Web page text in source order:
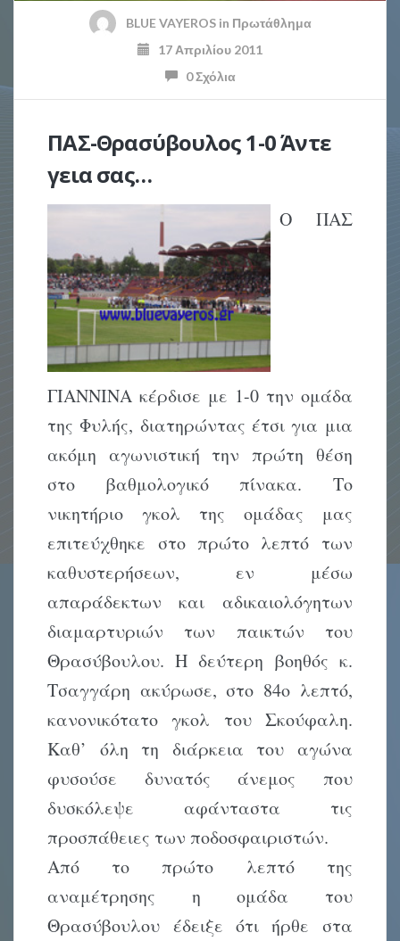
BLUE VAYEROSin Πρωτάθλημα
17 Απριλίου 2011
0 Σχόλια
ΠΑΣ-Θρασύβουλος 1-0 Άντε
γεια σας…
Ο ΠΑΣ
ΓΙΑΝΝΙΝΑ κέρδισε με 1-0 την ομάδα
της Φυλής, διατηρώντας έτσι για μια
ακόμη αγωνιστική την πρώτη θέση
στο βαθμολογικό πίνακα. Το
νικητήριο γκολ της ομάδας μας
επιτεύχθηκε στο πρώτο λεπτό των
καθυστερήσεων, εν μέσω
απαράδεκτων και αδικαιολόγητων
διαμαρτυριών των παικτών του
Θρασύβουλου. Η δεύτερη βοηθός κ.
Τσαγγάρη ακύρωσε, στο 84ο λεπτό,
κανονικότατο γκολ του Σκούφαλη.
Καθ’ όλη τη διάρκεια του αγώνα
φυσούσε δυνατός άνεμος που
δυσκόλεψε αφάνταστα τις
προσπάθειες των ποδοσφαιριστών.
Από το πρώτο λεπτό της
αναμέτρησης η ομάδα του
Θρασύβουλου έδειξε ότι ήρθε στα